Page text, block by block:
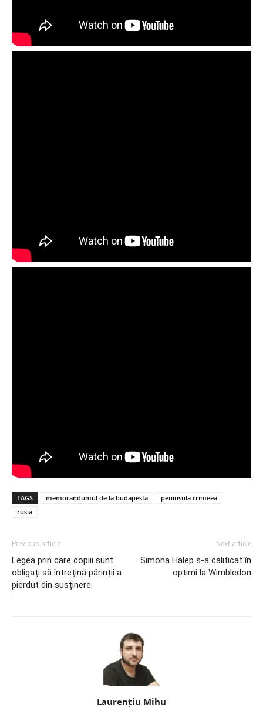
TAGS memorandumul de la budapesta
peninsula crimeea
rusia
Previous article
Legea prin care copiii sunt
obligați să întrețină părinții a
pierdut din susținere
Next article
Simona Halep s-a calificat în
optimi la Wimbledon
Laurențiu Mihu